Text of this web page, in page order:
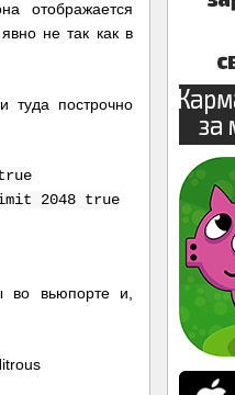
отображается
не так как в
туда построчно
2048 true
во вьюпорте и,